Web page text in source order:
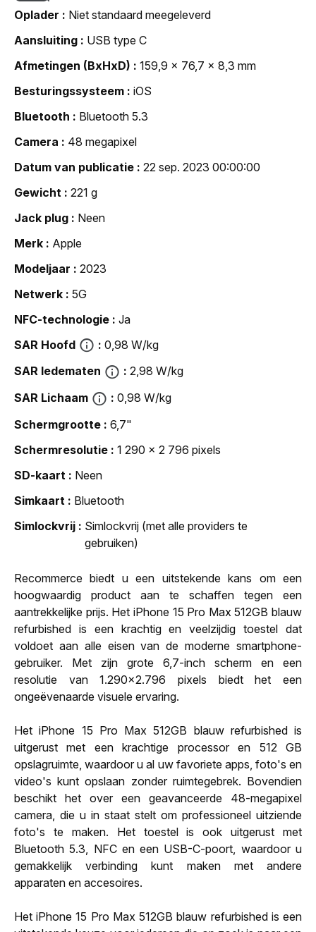
Oplader
Niet standaard meegeleverd
Aansluiting
USB type C
Afmetingen (BxHxD)
159,9 x 76,7 x 8,3 mm
Besturingssysteem
iOS
Bluetooth
Bluetooth 5.3
Camera
48 megapixel
Datum van publicatie
22 sep. 2023 00:00:00
Gewicht
221 g
Jack plug
Neen
Merk
Apple
Modeljaar
2023
Netwerk
5G
NFC-technologie
Ja
SAR Hoofd
0,98 W/kg
SAR ledematen
2,98 W/kg
SAR Lichaam
0,98 W/kg
Schermgrootte
6,7"
Schermresolutie
1 290 x 2 796 pixels
SD-kaart
Neen
Simkaart
Bluetooth
Simlockvrij
Simlockvrij (met alle providers te
gebruiken)
Recommerce biedt u een uitstekende kans om een
hoogwaardig product aan te schaffen tegen een
aantrekkelijke prijs. Het iPhone 15 Pro Max 512GB blauw
refurbished is een krachtig en veelzijdig toestel dat
voldoet aan alle eisen van de moderne smartphone-
gebruiker. Met zijn grote 6,7-inch scherm en een
resolutie van 1.290x2.796 pixels biedt het een
ongeëvenaarde visuele ervaring.
Het iPhone 15 Pro Max 512GB blauw refurbished is
uitgerust met een krachtige processor en 512 GB
opslagruimte, waardoor u al uw favoriete apps, foto's en
video's kunt opslaan zonder ruimtegebrek. Bovendien
beschikt het over een geavanceerde 48-megapixel
camera, die u in staat stelt om professioneel uitziende
foto's te maken. Het toestel is ook uitgerust met
Bluetooth 5.3, NFC en een USB-C-poort, waardoor u
gemakkelijk verbinding kunt maken met andere
apparaten en accesoires.
Het iPhone 15 Pro Max 512GB blauw refurbished is een